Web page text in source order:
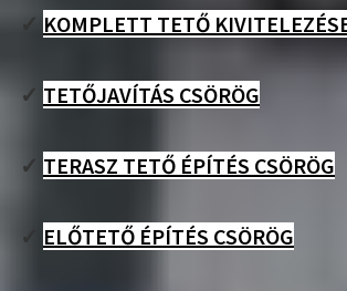
✓ KOMPLETT TETŐ
✓ TETŐJAVÍTÁS CSÖRÖG
✓ TERASZ TETŐ ÉPÍTÉS CSÖRÖG
✓ ELŐTETŐ ÉPÍTÉS CSÖRÖG